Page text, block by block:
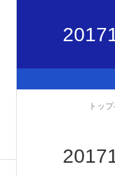
トッ